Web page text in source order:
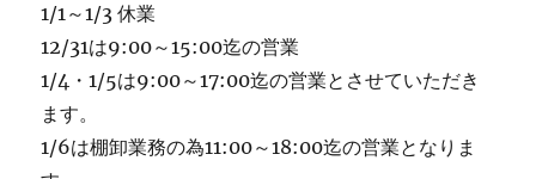
1/1～1/3 休業
12/31は9:00～15:00迄の営業
1/4・1/5は9:00～17:00迄の営業とさせていただき
ます。
1/6は棚卸業務の為11:00～18:00迄の営業となりま